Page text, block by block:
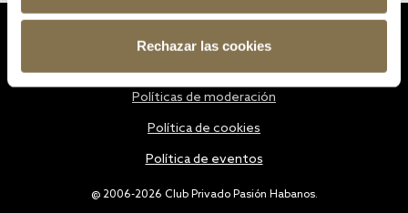
Rechazar las cookies
@ 2006-2026 Club Privado Pasión Habanos.
Políticas de moderación
Política de cookies
Política de eventos